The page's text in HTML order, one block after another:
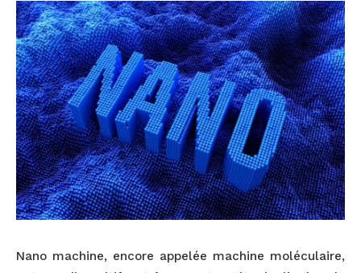
Nano machine, encore appelée machine moléculaire,